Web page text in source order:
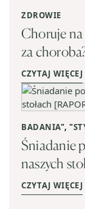
ZDROWIE
Choruje
za
CZYTAJ WIĘCEJ
BADANIA", "
Śniadanie
naszych
CZYTAJ WIĘCEJ